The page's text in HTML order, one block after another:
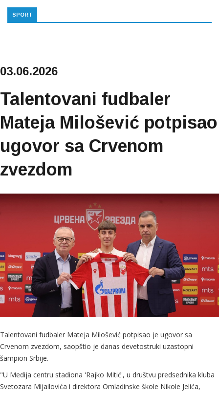
SPORT
03.06.2026
Talentovani fudbaler
Mateja Milošević potpisao
ugovor sa Crvenom
zvezdom
Talentovani fudbaler Mateja Milošević potpisao je ugovor sa
Crvenom zvezdom, saopštio je danas devetostruki uzastopni
šampion Srbije.
"U Medija centru stadiona 'Rajko Mitić', u društvu predsednika kluba
Svetozara Mijailovića i direktora Omladinske škole Nikole Jelića,